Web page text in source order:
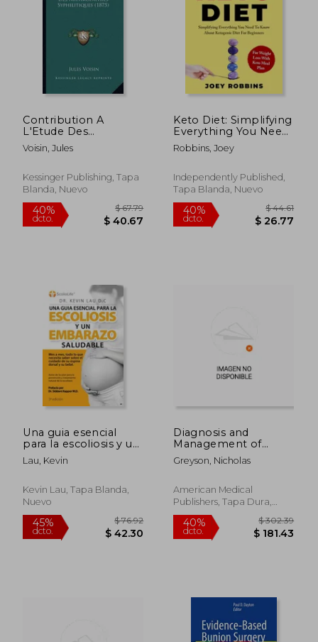
45%
dcto.
Contribution A
L'Etude Des
Arthropathies
Syphilitiques (1875)
Voisin, Jules
Kessinger Publishing, Tapa
Blanda, Nuevo
40%
dcto. $ 40.67
Keto Diet: Simplifying
Everything You Need
To Know About
Ketogenic Diet For
Weight Loss With
Keto Meal Plan (en
Robbins, Joey
Independently Published,
Tapa Blanda, Nuevo
40%
dcto.
Una guia esencial
para la escoliosis y un
embarazo saludable
(3a Edición): Mes a
necesita saber sobre
el cuidado de su
Lau, Kevin
Kevin Lau, Tapa Blanda,
Nuevo
Diagnosis and
Management of
Rheumatic Diseases
(en Inglés)
Greyson, Nicholas
American Medical
Publishers, Tapa Dura,
Nuevo